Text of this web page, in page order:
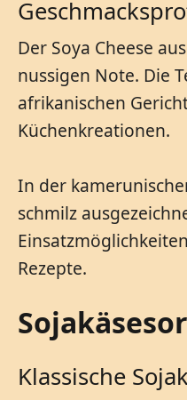
Der Soya Cheese
nussigen Note. Die
afrikanischen
Küchenkreationen.
In der
schmilz
Rezepte.
Klassische